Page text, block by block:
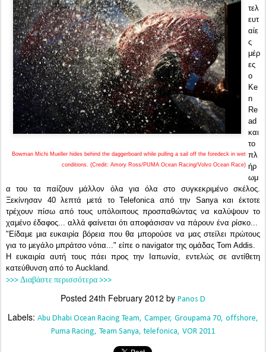
Bowman Michi Mueller hides behind the daggerboard while pulling a sail off the foredeck in wet
conditions. (Credit: Amory Ross/PUMA Ocean Racing/Volvo Ocean Race)
τελ
ευτ
αίε
ς
μέρ
ες
ο
Ke
n
Re
ad
και
το
πλ
ήρ
ωμ
α του τα παίζουν μάλλον όλα για όλα στο συγκεκριμένο σκέλος.
Ξεκίνησαν 40 λεπτά μετά το Telefonica από την Sanya και έκτοτε
τρέχουν πίσω από τους υπόλοιπους προσπαθώντας να καλύψουν το
χαμένο έδαφος... αλλά φαίνεται ότι αποφάσισαν να πάρουν ένα ρίσκο...
"Είδαμε μια ευκαιρία βόρεια που θα μπορούσε να μας στείλει πρώτους
για το μεγάλο μπράτσο νότια..." είπε ο navigator της ομάδας Tom Addis.
Η ευκαιρία αυτή τους πάει προς την Ιαπωνία, εντελώς σε αντίθετη
κατεύθυνση από το Auckland.
>>> Διαβάστε περισσότερα >>>
Posted 24th February 2012 by Panos D
Labels: Abu Dhabi Ocean Racing Team Camper Groupama 70 offshore
Puma Racing Team Sanya telefonica VOR 2011